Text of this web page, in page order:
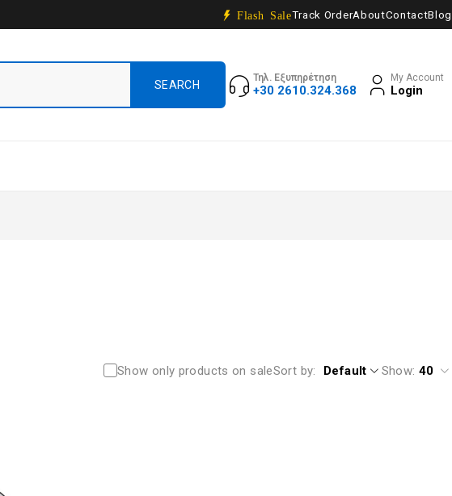
Flash SaleTrack OrderAboutContactBlog
Τηλ. Εξυπηρέτηση
+30 2610.324.368
My Account
Login
Show only products on saleSort by Default Show: 40